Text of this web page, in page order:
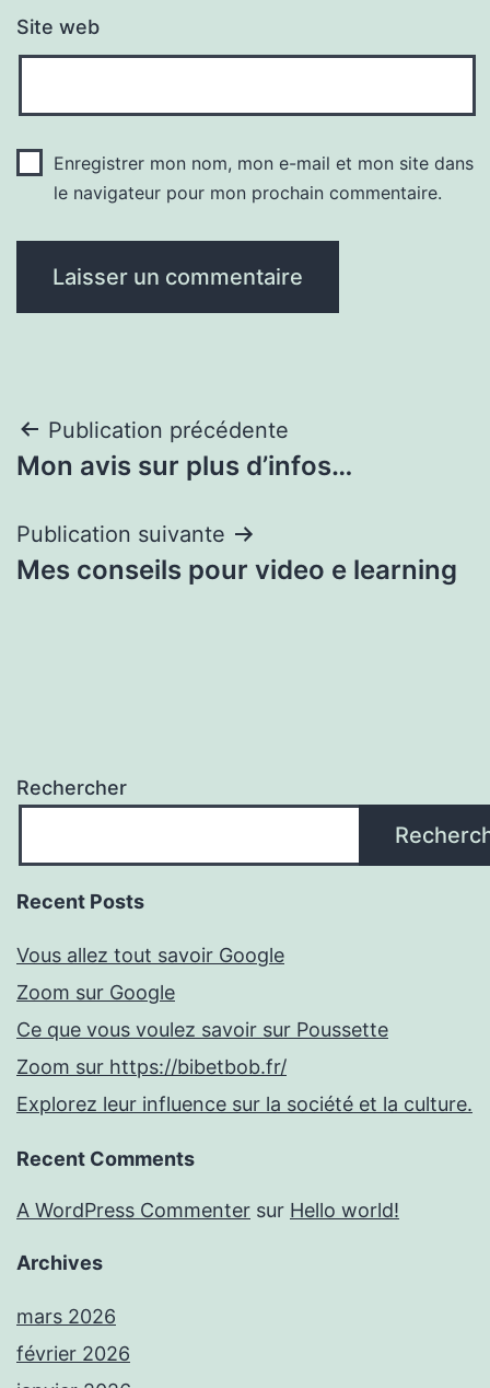
Site web
Enregistrer mon nom, mon e-mail et mon site dans
le navigateur pour mon prochain commentaire.
Navigation
de
l’article
Publication précédente
Mon avis sur plus d’infos…
Publication suivante
Mes conseils pour video e learning
Rechercher
Recent Posts
Vous allez tout savoir Google
Zoom sur Google
Ce que vous voulez savoir sur Poussette
Zoom sur https://bibetbob.fr/
Explorez leur influence sur la société et la culture.
Recent Comments
A WordPress Commenter sur Hello world!
Archives
mars 2026
février 2026